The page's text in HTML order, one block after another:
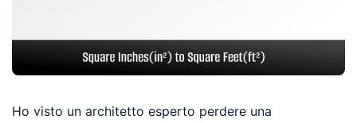
Ho visto un architetto esperto perdere una